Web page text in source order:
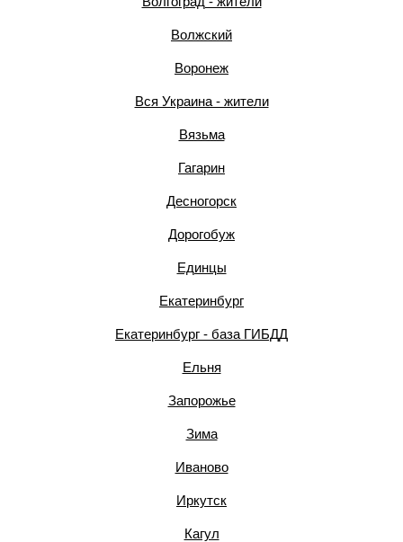
Волжский
Воронеж
Вся Украина - жители
Вязьма
Гагарин
Десногорск
Дорогобуж
Единцы
Екатеринбург
Екатеринбург - база ГИБДД
Ельня
Запорожье
Зима
Иваново
Иркутск
Кагул